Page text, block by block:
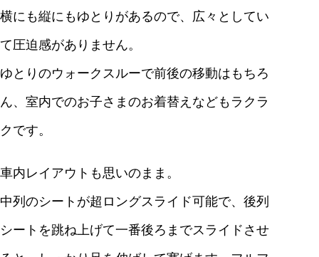
横にも縦にもゆとりがあるので、広々としてい
て圧迫感がありません。
ゆとりのウォークスルーで前後の移動はもちろ
ん、室内でのお子さまのお着替えなどもラクラ
クです。
車内レイアウトも思いのまま。
中列のシートが超ロングスライド可能で、後列
シートを跳ね上げて一番後ろまでスライドさせ